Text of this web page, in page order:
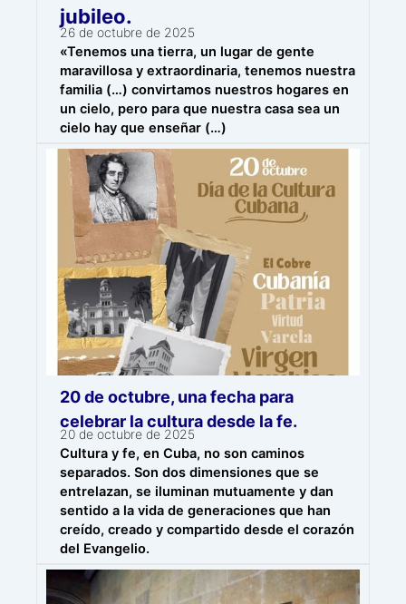
jubileo.
26 de octubre de 2025
«Tenemos una tierra, un lugar de gente
maravillosa y extraordinaria, tenemos nuestra
familia (…) convirtamos nuestros hogares en
un cielo, pero para que nuestra casa sea un
cielo hay que enseñar (…)
20 de octubre, una fecha para
celebrar la cultura desde la fe.
20 de octubre de 2025
Cultura y fe, en Cuba, no son caminos
separados. Son dos dimensiones que se
entrelazan, se iluminan mutuamente y dan
sentido a la vida de generaciones que han
creído, creado y compartido desde el corazón
del Evangelio.